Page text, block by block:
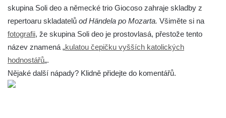
skupina Soli deo a německé trio Giocoso zahraje skladby z
repertoaru skladatelů od Händela po Mozarta. Všiměte si na
fotografii, že skupina Soli deo je prostovlasá, přestože tento
název znamená „kulatou čepičku vyšších katolických
hodnostářů„.
Nějaké další nápady? Klidně přidejte do komentářů.